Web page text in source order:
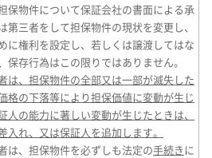
保物件について保証会社の書面による承
第三者をして担保物件の現状を変更し、
に権利を設定し、若しくは譲渡してはな
保存行為はこの限りではありません。
は、担保物件の全部又は一部が滅失した
格の下落等により担保価値に変動が生じ
人の能力に著しい変動が生じたときは、
入れ、又は保証人を追加します。
は、担保物件を必ずしも法定の手続きに